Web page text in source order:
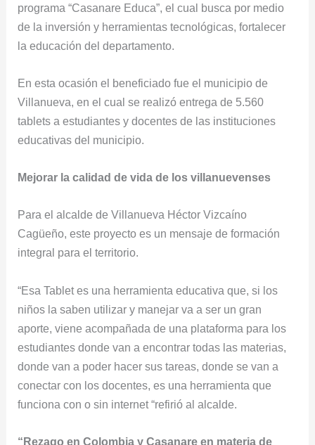
programa “Casanare Educa”, el cual busca por medio
de la inversión y herramientas tecnológicas, fortalecer
la educación del departamento.
En esta ocasión el beneficiado fue el municipio de
Villanueva, en el cual se realizó entrega de 5.560
tablets a estudiantes y docentes de las instituciones
educativas del municipio.
Mejorar la calidad de vida de los villanuevenses
Para el alcalde de Villanueva Héctor Vizcaíno
Cagüeño, este proyecto es un mensaje de formación
integral para el territorio.
“Esa Tablet es una herramienta educativa que, si los
niños la saben utilizar y manejar va a ser un gran
aporte, viene acompañada de una plataforma para los
estudiantes donde van a encontrar todas las materias,
donde van a poder hacer sus tareas, donde se van a
conectar con los docentes, es una herramienta que
funciona con o sin internet “refirió al alcalde.
“Rezago en Colombia y Casanare en materia de